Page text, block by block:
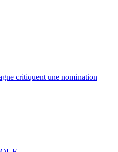
critiquent une nomination